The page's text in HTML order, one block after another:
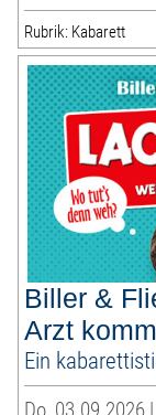
Rubrik: Kabarett
Biller &
Arzt
Ein